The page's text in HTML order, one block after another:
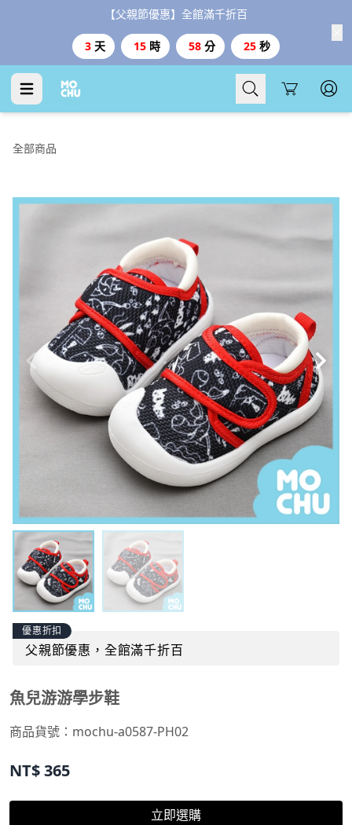
【父親節優惠】全館滿千折百
3 天 15 時 58 分 25 秒
Cart
全部商品
優惠折扣
父親節優惠，全館滿千折百
魚兒游游學步鞋
商品貨號： mochu-a0587-PH02
NT$365
立即選購